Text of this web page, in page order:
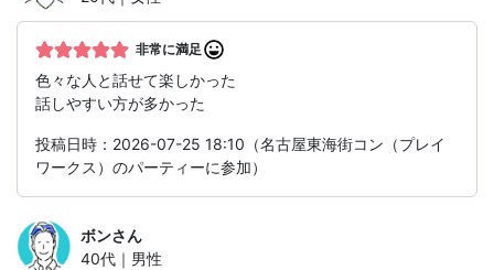
非常に満足
色々な人と話せて楽しかった
話しやすい方が多かった
投稿日時：2026-07-25 18:10（名古屋東海街コン（プレイ
ワークス）のパーティーに参加）
ボンさん
40代｜男性